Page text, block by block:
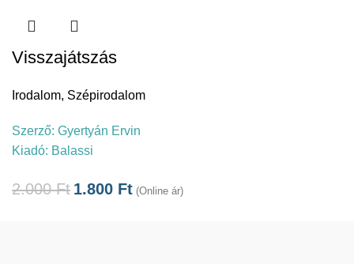
Visszajátszás
Irodalom, Szépirodalom
Szerző: Gyertyán Ervin
Kiadó: Balassi
2.000Ft 1.800 Ft (Online ár)